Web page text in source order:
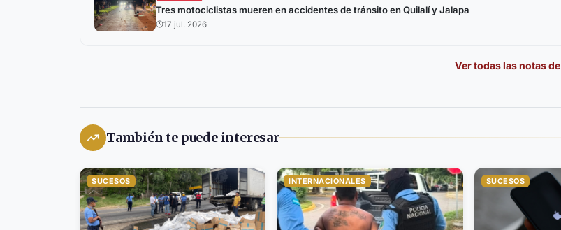
Tres motociclistas mueren en accidentes de tránsito en Quilalí y Jalapa
17 jul. 2026
Ver todas las notas de
También te puede interesar
SUCESOS INTERNACIONALES SUCESOS